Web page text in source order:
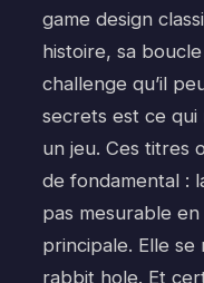
game design
histoire, sa
challenge qu’il
secrets est ce qui
un jeu. Ces titres
de fondamental :
pas mesurable
principale. Elle
rabbit hole. Et